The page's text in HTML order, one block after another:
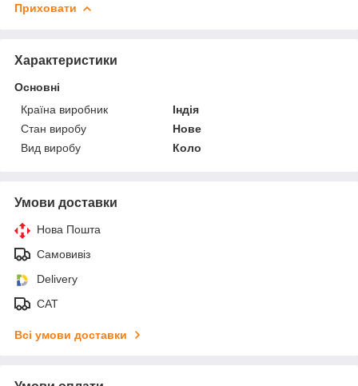
Приховати
Характеристики
Основні
Країна виробник
Індія
Стан виробу
Нове
Вид виробу
Коло
Умови доставки
Нова Пошта
Самовивіз
Delivery
САТ
Всі умови доставки